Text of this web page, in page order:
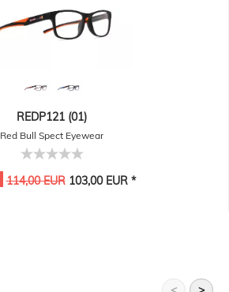
REDP121 (01)
Red Bull Spect Eyewear
114,00 EUR103,00 EUR *